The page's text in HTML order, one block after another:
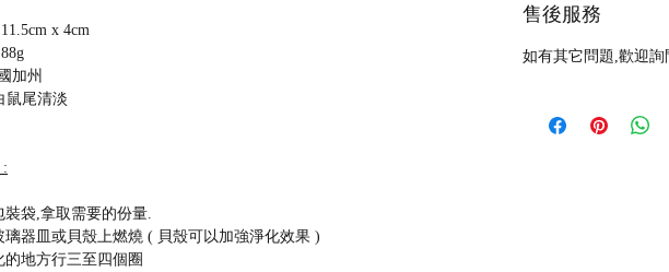
x 4cm
加州
鼠尾清淡
:
裝袋,拿取需要的份量.
璃器皿或貝殼上燃燒 ( 貝殼可以加強淨化效果 )
的地方行三至四個圈
售後服務
如有其它問題,歡迎詢